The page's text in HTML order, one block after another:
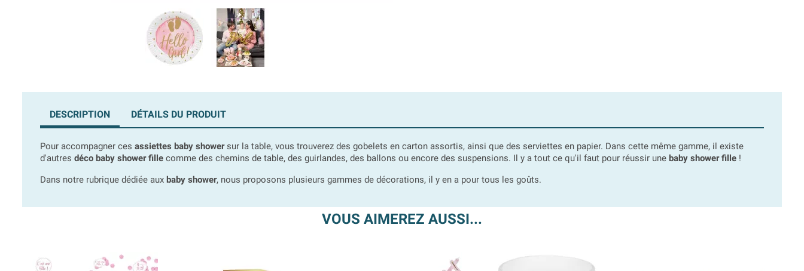
DESCRIPTION DÉTAILS DU PRODUIT
Pour accompagner ces assiettes baby showersur la table, vous trouverez des gobelets en carton assortis, ainsi que des serviettes en papier. Dans cette même gamme, il existe
d'autres déco baby shower fille comme des chemins de table, des guirlandes, des ballons ou encore des suspensions. Il y a tout ce qu'il faut pour réussir une baby shower fille !
Dans notre rubrique dédiée aux baby shower, nous proposons plusieurs gammes de décorations, il y en a pour tous les goûts.
VOUS AIMEREZ AUSSI...